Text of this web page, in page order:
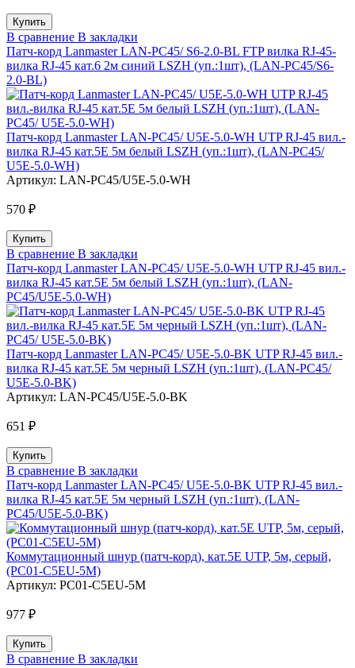
В сравнение В закладки
Патч-корд Lanmaster LAN-PC45/ S6-2.0-BL FTP вилка RJ-45-
вилка RJ-45 кат.6 2м синий LSZH (уп.:1шт), (LAN-PC45/S6-
2.0-BL)
Патч-корд Lanmaster LAN-PC45/ U5E-5.0-WH UTP RJ-45 вил.-
вилка RJ-45 кат.5E 5м белый LSZH (уп.:1шт), (LAN-PC45/
U5E-5.0-WH)
Артикул: LAN-PC45/U5E-5.0-WH
570 ₽
В сравнение В закладки
Патч-корд Lanmaster LAN-PC45/ U5E-5.0-WH UTP RJ-45 вил.-
вилка RJ-45 кат.5E 5м белый LSZH (уп.:1шт), (LAN-
PC45/U5E-5.0-WH)
Патч-корд Lanmaster LAN-PC45/ U5E-5.0-BK UTP RJ-45 вил.-
вилка RJ-45 кат.5E 5м черный LSZH (уп.:1шт), (LAN-PC45/
U5E-5.0-BK)
Артикул: LAN-PC45/U5E-5.0-BK
651 ₽
В сравнение В закладки
Патч-корд Lanmaster LAN-PC45/ U5E-5.0-BK UTP RJ-45 вил.-
вилка RJ-45 кат.5E 5м черный LSZH (уп.:1шт), (LAN-
PC45/U5E-5.0-BK)
Коммутационный шнур (патч-корд), кат.5Е UTP, 5м, серый,
(PC01-C5EU-5M)
Артикул: PC01-C5EU-5M
977 ₽
В сравнение В закладки